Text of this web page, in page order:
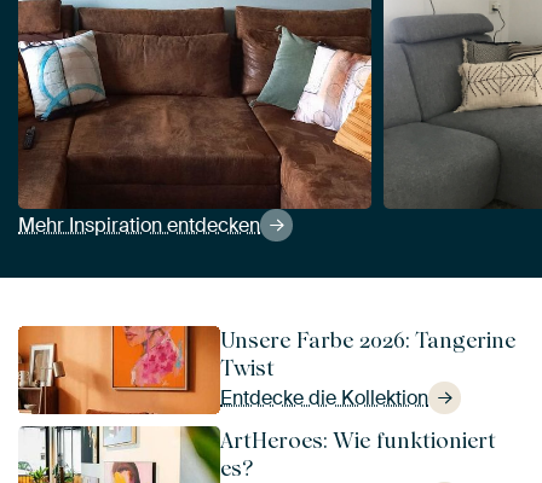
Mehr Inspiration entdecken
Unsere Farbe 2026: Tangerine
Twist
Entdecke die Kollektion
ArtHeroes: Wie funktioniert
es?